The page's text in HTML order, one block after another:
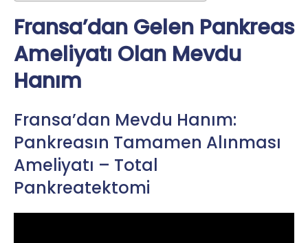
Fransa’dan Gelen Pankreas
Ameliyatı Olan Mevdu
Hanım
Fransa’dan Mevdu Hanım:
Pankreasın Tamamen Alınması
Ameliyatı – Total
Pankreatektomi